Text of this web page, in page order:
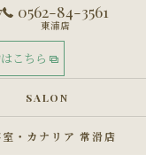
0562-84-3561
東浦店
こちら
SALON
・カナリア 常滑店